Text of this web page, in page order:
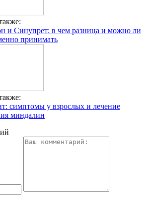
и Синупрет: в чем разница и можно ли
принимать
симптомы у взрослых и лечение
миндалин